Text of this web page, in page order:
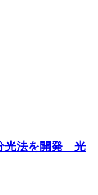
光法を開発 光